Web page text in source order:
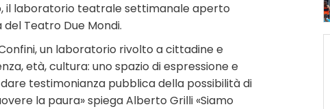
il laboratorio teatrale settimanale aperto
Teatro Due Mondi.
un laboratorio rivolto a cittadine e
età, cultura: uno spazio di espressione e
testimonianza pubblica della possibilità di
la paura» spiega Alberto Grilli «Siamo